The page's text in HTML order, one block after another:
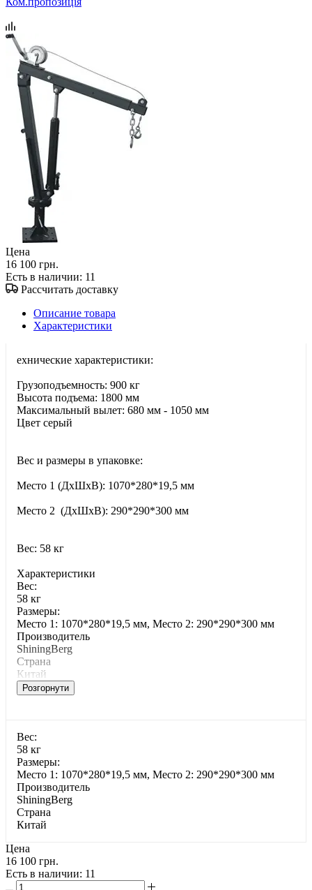
Цена
16 100 грн.
Есть в наличии: 11
Рассчитать доставку
Описание товара
Характеристики
ехнические характеристики:
Грузоподъемность: 900 кг
Высота подъема: 1800 мм
Максимальный вылет: 680 мм - 1050 мм
Цвет серый
Вес и размеры в упаковке:
Место 1 (ДхШхВ): 1070*280*19,5 мм
Место 2 (ДхШхВ): 290*290*300 мм
Вес: 58 кг
Характеристики
Bec:
58 кг
Paзмepы:
Место 1: 1070*280*19,5 мм, Место 2: 290*290*300 мм
Производитель
ShiningBerg
Страна
Китай
Розгорнути
Bec:
58 кг
Paзмepы:
Место 1: 1070*280*19,5 мм, Место 2: 290*290*300 мм
Производитель
ShiningBerg
Страна
Китай
Цена
16 100 грн.
Есть в наличии: 11